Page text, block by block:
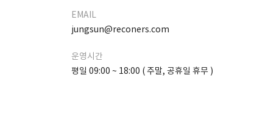
EMAIL
jungsun@reconers.com
운영시간
평일 09:00 ~ 18:00 ( 주말, 공휴일 휴무 )